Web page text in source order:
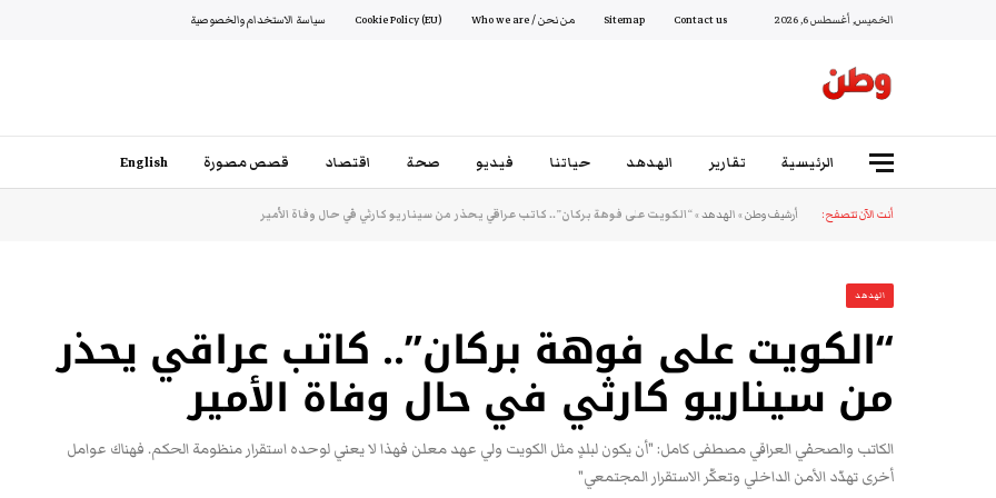
الخميس, أغسطس 6, 2026 Contact us
Sitemap من نحن / Who we are Cookie Policy (EU) سياسة الاستخدام والخصوصية
الرئيسية تقارير الهدهد حياتنا فيديو صحة اقتصاد قصص مصورة English
أنت الآن تتصفح: أرشيف وطن»الهدهد»“الكويت على فوهة بركان”.. كاتب عراقي يحذر من سيناريو كارثي في حال وفاة الأمير
الهدهد
“الكويت على فوهة بركان”.. كاتب عراقي يحذر
من سيناريو كارثي في حال وفاة الأمير
الكاتب والصحفي العراقي مصطفى كامل: "أن يكون لبلدٍ مثل الكويت ولي عهد معلن فهذا لا يعني لوحده استقرار منظومة الحكم. فهناك عوامل
أخرى تهدّد الأمن الداخلي وتعكّر الاستقرار المجتمعي"